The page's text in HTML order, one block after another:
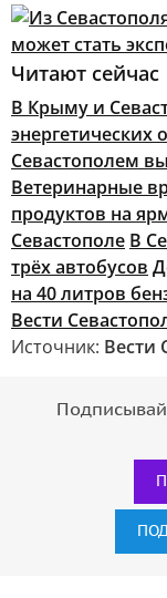
Читают сейчас
В Крыму и
энергетических
Севастополем
Ветеринарные
продуктов на
Севастополе В
трёх автобусов
на 40 литров
Вести
Источник: Вести